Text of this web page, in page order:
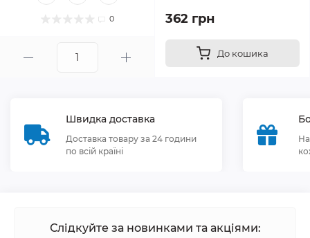
0 362 грн
До кошика
Швидка доставка
Доставка товару за 24 години
по всій країні
Слідкуйте за новинками та акціями: